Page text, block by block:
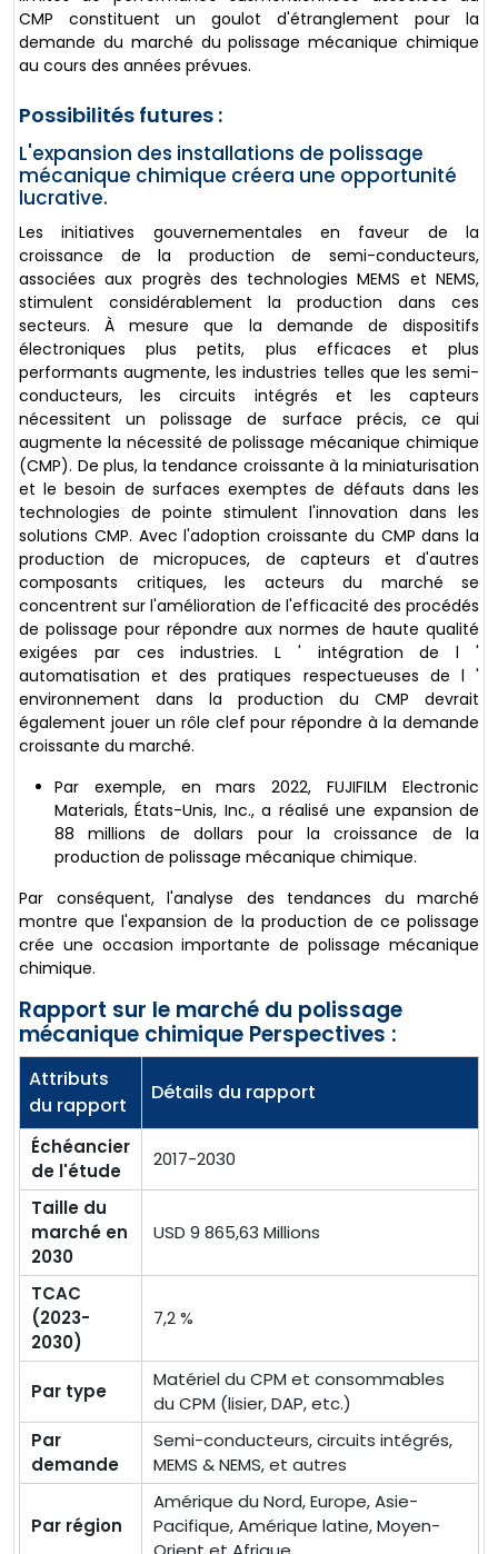
CMP constituent un goulot d'étranglement pour la
demande du marché du polissage mécanique chimique
au cours des années prévues.
Possibilités futures :
L'expansion des installations de polissage
mécanique chimique créera une opportunité
lucrative.
Les initiatives gouvernementales en faveur de la
croissance de la production de semi-conducteurs,
associées aux progrès des technologies MEMS et NEMS,
stimulent considérablement la production dans ces
secteurs. À mesure que la demande de dispositifs
électroniques plus petits, plus efficaces et plus
performants augmente, les industries telles que les semi-
conducteurs, les circuits intégrés et les capteurs
nécessitent un polissage de surface précis, ce qui
augmente la nécessité de polissage mécanique chimique
(CMP). De plus, la tendance croissante à la miniaturisation
et le besoin de surfaces exemptes de défauts dans les
technologies de pointe stimulent l'innovation dans les
solutions CMP. Avec l'adoption croissante du CMP dans la
production de micropuces, de capteurs et d'autres
composants critiques, les acteurs du marché se
concentrent sur l'amélioration de l'efficacité des procédés
de polissage pour répondre aux normes de haute qualité
exigées par ces industries. L ' intégration de l '
automatisation et des pratiques respectueuses de l '
environnement dans la production du CMP devrait
également jouer un rôle clef pour répondre à la demande
croissante du marché.
Par exemple, en mars 2022, FUJIFILM Electronic
Materials, États-Unis, Inc., a réalisé une expansion de
88 millions de dollars pour la croissance de la
production de polissage mécanique chimique.
Par conséquent, l'analyse des tendances du marché
montre que l'expansion de la production de ce polissage
crée une occasion importante de polissage mécanique
chimique.
Rapport sur le marché du polissage
mécanique chimique Perspectives :
Attributs
du rapport
Détails du rapport
Échéancier
de l'étude
2017-2030
Taille du
marché en
2030
USD 9 865,63 Millions
TCAC
(2023-
2030)
7,2 %
Par type
Matériel du CPM et consommables
du CPM (lisier, DAP, etc.)
Par
demande
Semi-conducteurs, circuits intégrés,
MEMS & NEMS, et autres
Par région
Amérique du Nord, Europe, Asie-
Pacifique, Amérique latine, Moyen-